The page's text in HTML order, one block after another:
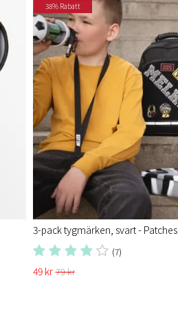
38% Rabatt
3-pack tygmärken, svart - Patches
(7)
49 kr 79 kr